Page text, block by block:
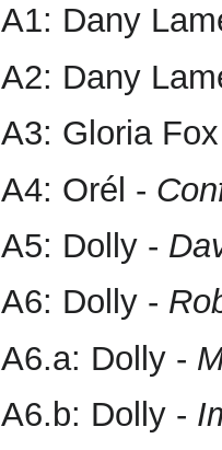
A1: Dany
A2: Dany
A3: Gloria
A4: Orél -
A5: Dolly -
A6: Dolly -
A6.a: Dolly -
A6.b: Dolly -